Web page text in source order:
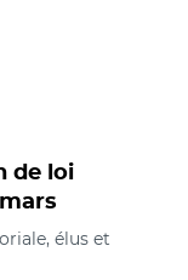
de loi
élus et